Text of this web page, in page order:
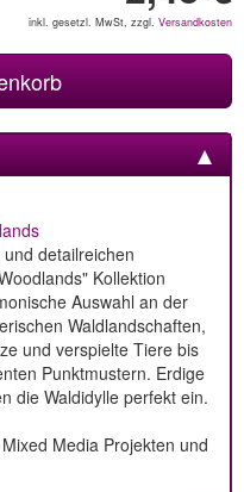
inkl. gesetzl. MwSt, zzgl. Versandkosten
detailreichen
Kollektion
Auswahl an der
Waldlandschaften,
und verspielte Tiere bis
Punktmustern. Erdige
die Waldidylle perfekt ein.
Media Projekten und